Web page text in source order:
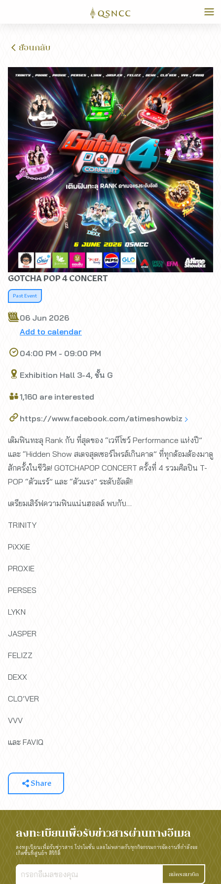
ย้อนกลับ
GOTCHA POP 4 CONCERT
Past Event
06 Jun 2026
Add to calendar
04:00 PM - 09:00 PM
Exhibition Hall 3-4, ชั้น G
1,160 are interested
https://www.facebook.com/atimeshowbiz
เติมฟินทะลุ Rank กับ ที่สุดของ “เวทีโชว์ Performance แห่งปี”
และ “Hidden Show สเตจสุดเซอร์ไพรส์เกินคาด” ที่ทุกด้อมต้องมาดู
สักครั้งในชีวิต! GOTCHAPOP CONCERT ครั้งที่ 4 รวมศิลปิน T-
POP “ตัวแรร์” และ “ตัวแรง” ระดับอัลติ!!
เตรียมเสิร์ฟความฟินแน่นฮอลล์ พบกับ…
TRINITY
PiXXiE
PROXIE
PERSES
LYKN
JASPER
FELIZZ
DEXX
CLO’VER
VVV
และ FAVIQ
Share
ลงทะเบียนเพื่อรับข่าวสารผ่านทางอีเมล
ลงทะเบียนเพื่อรับข่าวสาร โปรโมชั่น และไม่พลาดกับทุกกิจกรรมการจัดงานที่กำลังจะ
เกิดขึ้นที่ศูนย์ฯ สิริกิติ์
สมัครสมาชิก